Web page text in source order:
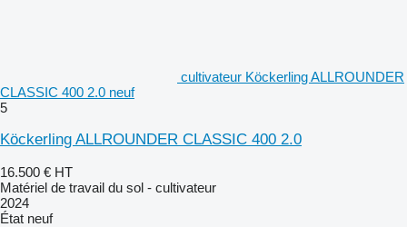
cultivateur Köckerling ALLROUNDER
CLASSIC 400 2.0 neuf
5
Köckerling ALLROUNDER CLASSIC 400 2.0
16.500 € HT
Matériel de travail du sol - cultivateur
2024
État neuf